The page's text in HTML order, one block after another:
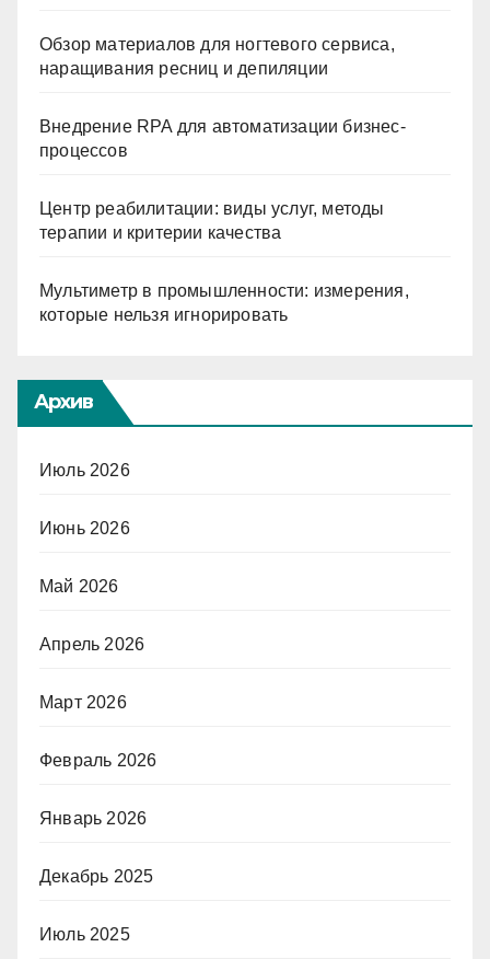
Обзор материалов для ногтевого сервиса,
наращивания ресниц и депиляции
Внедрение RPA для автоматизации бизнес-
процессов
Центр реабилитации: виды услуг, методы
терапии и критерии качества
Мультиметр в промышленности: измерения,
которые нельзя игнорировать
Архив
Июль 2026
Июнь 2026
Май 2026
Апрель 2026
Март 2026
Февраль 2026
Январь 2026
Декабрь 2025
Июль 2025